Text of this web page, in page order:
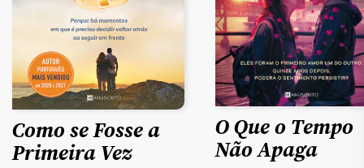
Como se Fosse a
Primeira Vez
O Que o Tempo
Não Apaga